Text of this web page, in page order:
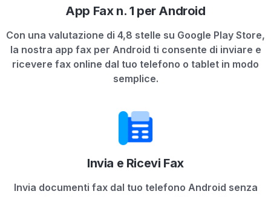
App Fax n. 1 per Android
Con una valutazione di 4,8 stelle su Google Play Store,
la nostra app fax per Android ti consente di inviare e
ricevere fax online dal tuo telefono o tablet in modo
semplice.
Invia e Ricevi Fax
Invia documenti fax dal tuo telefono Android senza